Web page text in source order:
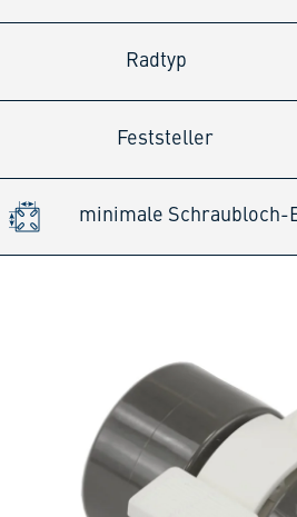
Radtyp
Feststeller
minimale Schraubloch-